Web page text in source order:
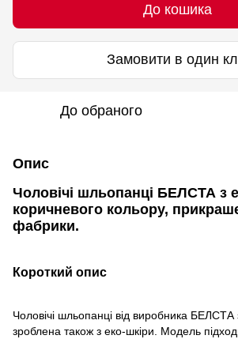
До кошика
Замовити в один
До обраного
Опис
Чоловічі шльопанці БЕЛСТА з
коричневого кольору,
фабрики.
Короткий опис
Чоловічі шльопанці від виробника БЕЛСТА
зроблена також з еко-шкіри. Модель